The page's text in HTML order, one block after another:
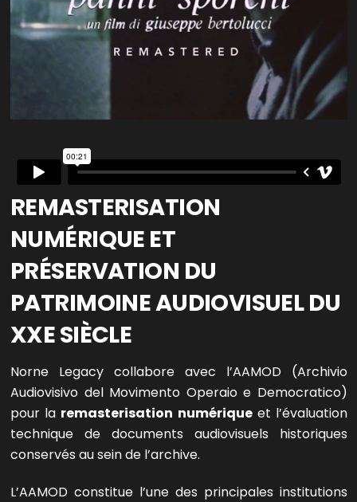
REMASTERISATION
NUMÉRIQUE ET
PRÉSERVATION DU
PATRIMOINE AUDIOVISUEL DU
XXE SIÈCLE
Norne Legacy collabore avec l’AAMOD (Archivio
Audiovisivo del Movimento Operaio e Democratico)
pour la remasterisation numériqueet l’évaluation
technique de documents audiovisuels historiques
conservés au sein de l’archive.
L’AAMOD constitue l’une des principales institutions